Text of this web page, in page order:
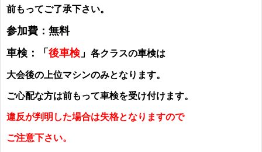
前もってご了承下さい。
参加費：無料
車検：
「 後車検 」 各クラスの車検は
大会後の上位マシンのみとなります。
ご心配な方は前もって車検を受け付けます。
違反が判明した場合は失格となりますので
ご注意下さい。